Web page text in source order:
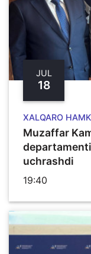
JUL
18
XALQARO
Muzaffar
uchrashdi
19:40